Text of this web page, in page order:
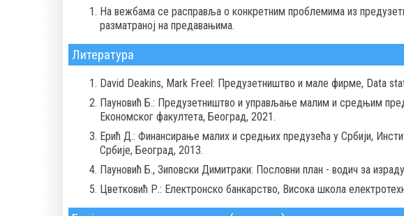
На вежбама се расправља о конкретним проблемима из
разматраној на предавањима.
Литература
David Deakins, Mark Freel: Предузетништво и мале фирме, Data
Пауновић Б.: Предузетништво и управљање малим и средњим
Економског факултета, Београд, 2021.
Ерић Д.: Финансирање малих и средњих предузећа у Србији,
Србије, Београд, 2013.
Пауновић Б., Зиповски Димитраки: Пословни план - водич за
Цветковић Р.: Електронско банкарство, Висока школа